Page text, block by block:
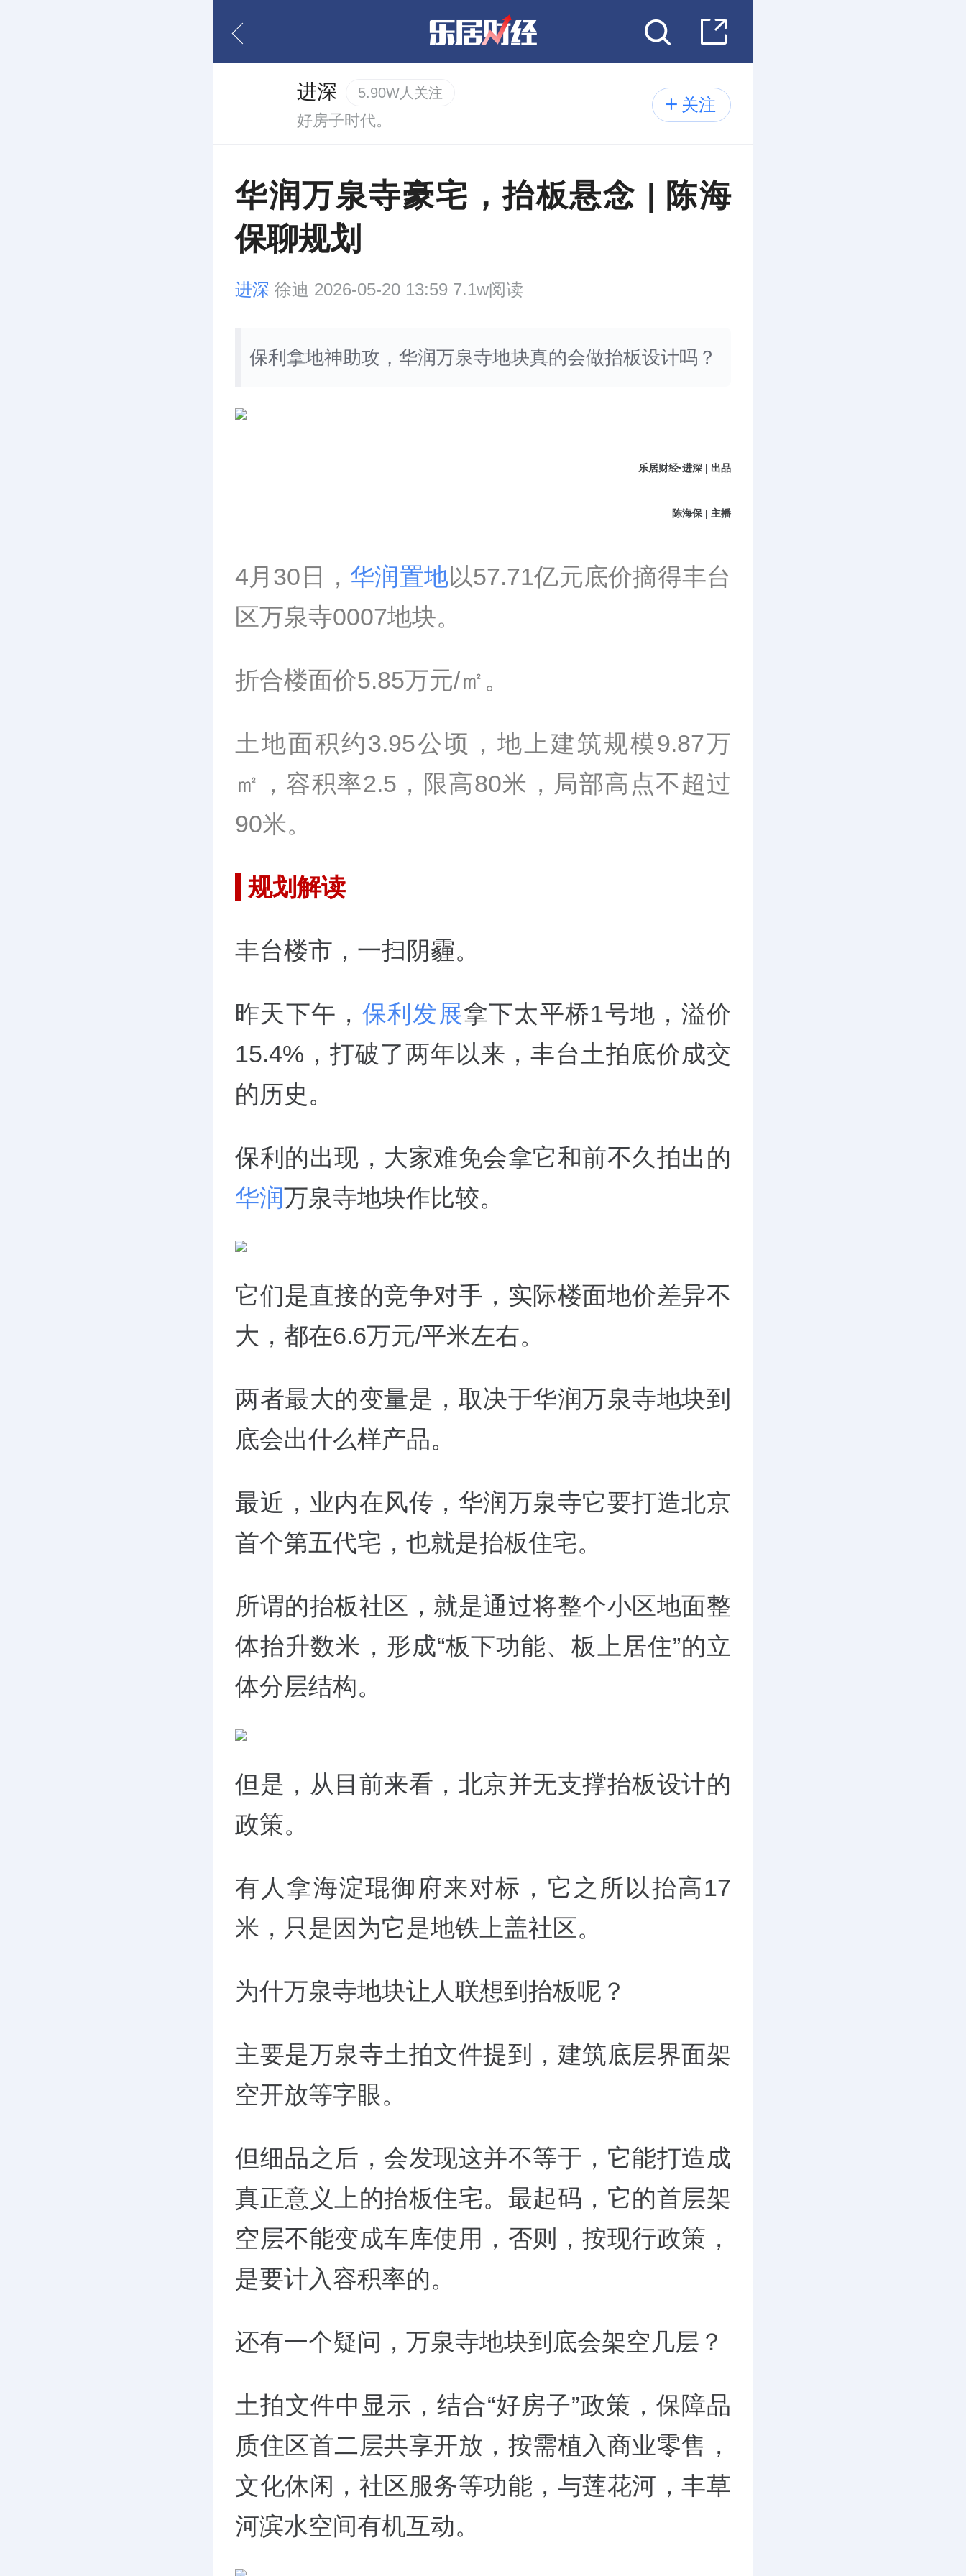
关注
进深 5.90W人关注
好房子时代。
华润万泉寺豪宅，抬板悬念 | 陈海
保聊规划
进深 徐迪 2026-05-20 13:59 7.1w阅读
保利拿地神助攻，华润万泉寺地块真的会做抬板设计吗？
乐居财经·进深 | 出品
陈海保 | 主播
4月30日 ，华润置地以57.71亿元底价摘得丰台
区万泉寺0007地块。
折合楼面价5.85万元/㎡。
土地面积约3.95公顷，地上建筑规模9.87万
㎡，容积率2.5，限高80米，局部高点不超过
90米。
规划解读
丰台楼市，一扫阴霾。
昨天下午， 保利发展拿下太平桥1号地，溢价
15.4%，打破了两年以来，丰台土拍底价成交
的历史。
保利的出现，大家难免会拿它和前不久拍出的
华润万泉寺地块作比较。
它们是直接的竞争对手，实际楼面地价差异不
大，都在6.6万元/平米左右。
两者最大的变量是，取决于华润万泉寺地块到
底会出什么样产品。
最近，业内在风传，华润万泉寺它要打造北京
首个第五代宅，也就是抬板住宅。
所谓的抬板社区，就是通过将整个小区地面整
体抬升数米，形成“板下功能、板上居住”的立
体分层结构。
但是，从目前来看，北京并无支撑抬板设计的
政策。
有人拿海淀琨御府来对标，它之所以抬高17
米，只是因为它是地铁上盖社区。
为什万泉寺地块让人联想到抬板呢？
主要是万泉寺土拍文件提到，建筑底层界面架
空开放等字眼。
但细品之后，会发现这并不等于，它能打造成
真正意义上的抬板住宅。最起码，它的首层架
空层不能变成车库使用，否则，按现行政策，
是要计入容积率的。
还有一个疑问，万泉寺地块到底会架空几层？
土拍文件中显示，结合“好房子”政策，保障品
质住区首二层共享开放，按需植入商业零售，
文化休闲，社区服务等功能，与莲花河，丰草
河滨水空间有机互动。